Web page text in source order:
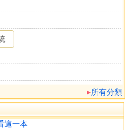
所有分類
這一本